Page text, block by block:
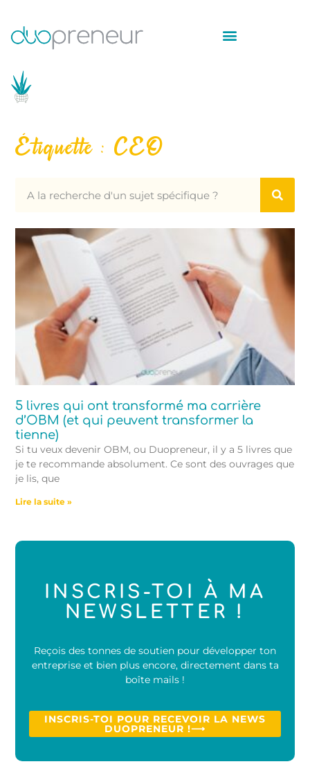
Étiquette : CEO
5 livres qui ont transformé ma carrière
d’OBM (et qui peuvent transformer la
tienne)
Si tu veux devenir OBM, ou Duopreneur, il y a 5 livres que
je te recommande absolument. Ce sont des ouvrages que
je lis, que
Lire la suite »
INSCRIS-TOI À MA
NEWSLETTER !
Reçois des tonnes de soutien pour développer ton
entreprise et bien plus encore, directement dans ta
boîte mails !
INSCRIS-TOI POUR RECEVOIR LA NEWS
DUOPRENEUR !⟶